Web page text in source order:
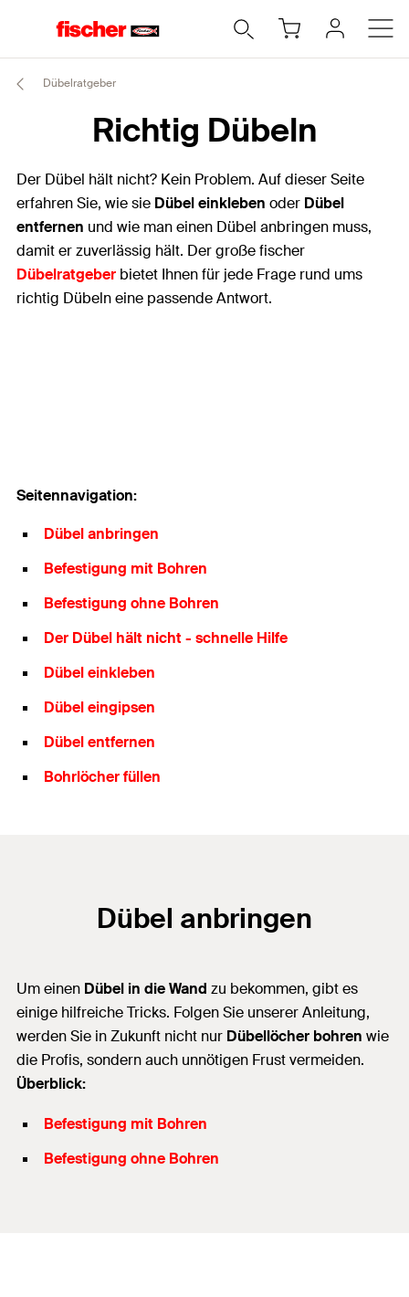
Dübelratgeber
Richtig Dübeln
Der Dübel hält nicht? Kein Problem. Auf dieser Seite
erfahren Sie, wie sie Dübel einkleben oder Dübel
entfernen und wie man einen Dübel anbringen muss,
damit er zuverlässig hält. Der große fischer
Dübelratgeber bietet Ihnen für jede Frage rund ums
richtig Dübeln eine passende Antwort.
Seitennavigation:
Dübel anbringen
Befestigung mit Bohren
Befestigung ohne Bohren
Der Dübel hält nicht - schnelle Hilfe
Dübel einkleben
Dübel eingipsen
Dübel entfernen
Bohrlöcher füllen
Dübel anbringen
Um einen Dübel in die Wand zu bekommen, gibt es
einige hilfreiche Tricks. Folgen Sie unserer Anleitung,
werden Sie in Zukunft nicht nur Dübellöcher bohren wie
die Profis, sondern auch unnötigen Frust vermeiden.
Überblick:
Befestigung mit Bohren
Befestigung ohne Bohren